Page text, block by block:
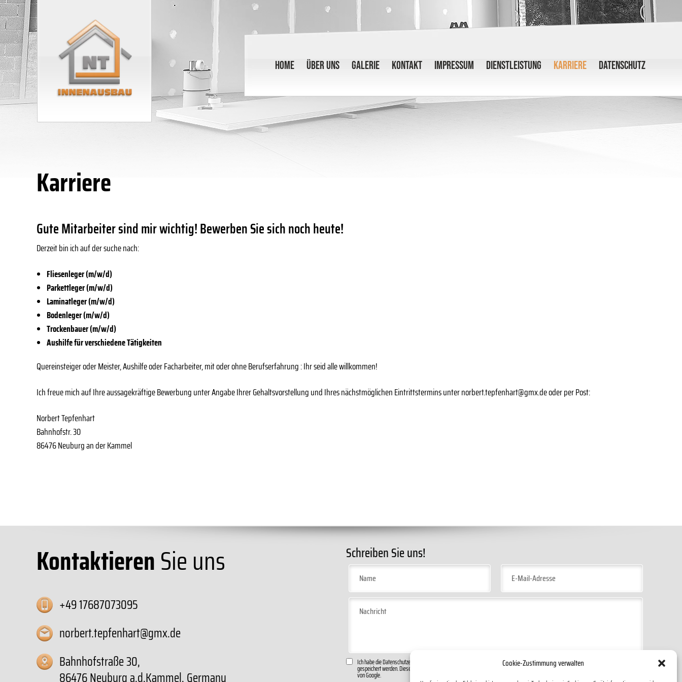
Cookie-Zustimmung verwalten
HOME ÜBER UNS GALERIE KONTAKT IMPRESSUM DIENSTLEISTUNG KARRIERE DATENSCHUTZ
Karriere
Gute Mitarbeiter sind mir wichtig! Bewerben Sie sich noch heute!
Derzeit bin ich auf der suche nach:
Fliesenleger (m/w/d)
Parkettleger (m/w/d)
Laminatleger (m/w/d)
Bodenleger (m/w/d)
Trockenbauer (m/w/d)
Aushilfe für verschiedene Tätigkeiten
Quereinsteiger oder Meister, Aushilfe oder Facharbeiter, mit oder ohne Berufserfahrung : Ihr seid alle willkommen!
Ich freue mich auf Ihre aussagekräftige Bewerbung unter Angabe Ihrer Gehaltsvorstellung und Ihres nächstmöglichen Eintrittstermins unter norbert.tepfenhart@gmx.de oder per Post:
Norbert Tepfenhart
Bahnhofstr. 30
86476 Neuburg an der Kammel
KontaktierenSie uns
+49 17687073095
norbert.tepfenhart@gmx.de
Bahnhofstraße 30,
86476 Neuburg a.d.Kammel, Germany
Schreiben Sie uns!
Ich habe dieDatenschutzerklärung zur Kenntnis genommen. Ich stimme zu, dass meine Angaben zur Kontaktaufnahme und für Rückfragen
gespeichert werden. Diese Website ist durch reCAPTCHA geschützt und es gelten dieDatenschutzbestimmungen
von Google.